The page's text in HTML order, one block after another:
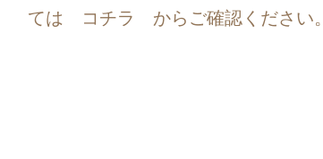
ては コチラ からご確認ください。